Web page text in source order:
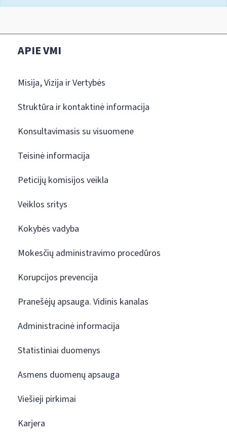
APIE VMI
Misija, Vizija ir Vertybės
Struktūra ir kontaktinė informacija
Konsultavimasis su visuomene
Teisinė informacija
Peticijų komisijos veikla
Veiklos sritys
Kokybės vadyba
Mokesčių administravimo procedūros
Korupcijos prevencija
Pranešėjų apsauga. Vidinis kanalas
Administracinė informacija
Statistiniai duomenys
Asmens duomenų apsauga
Viešieji pirkimai
Karjera